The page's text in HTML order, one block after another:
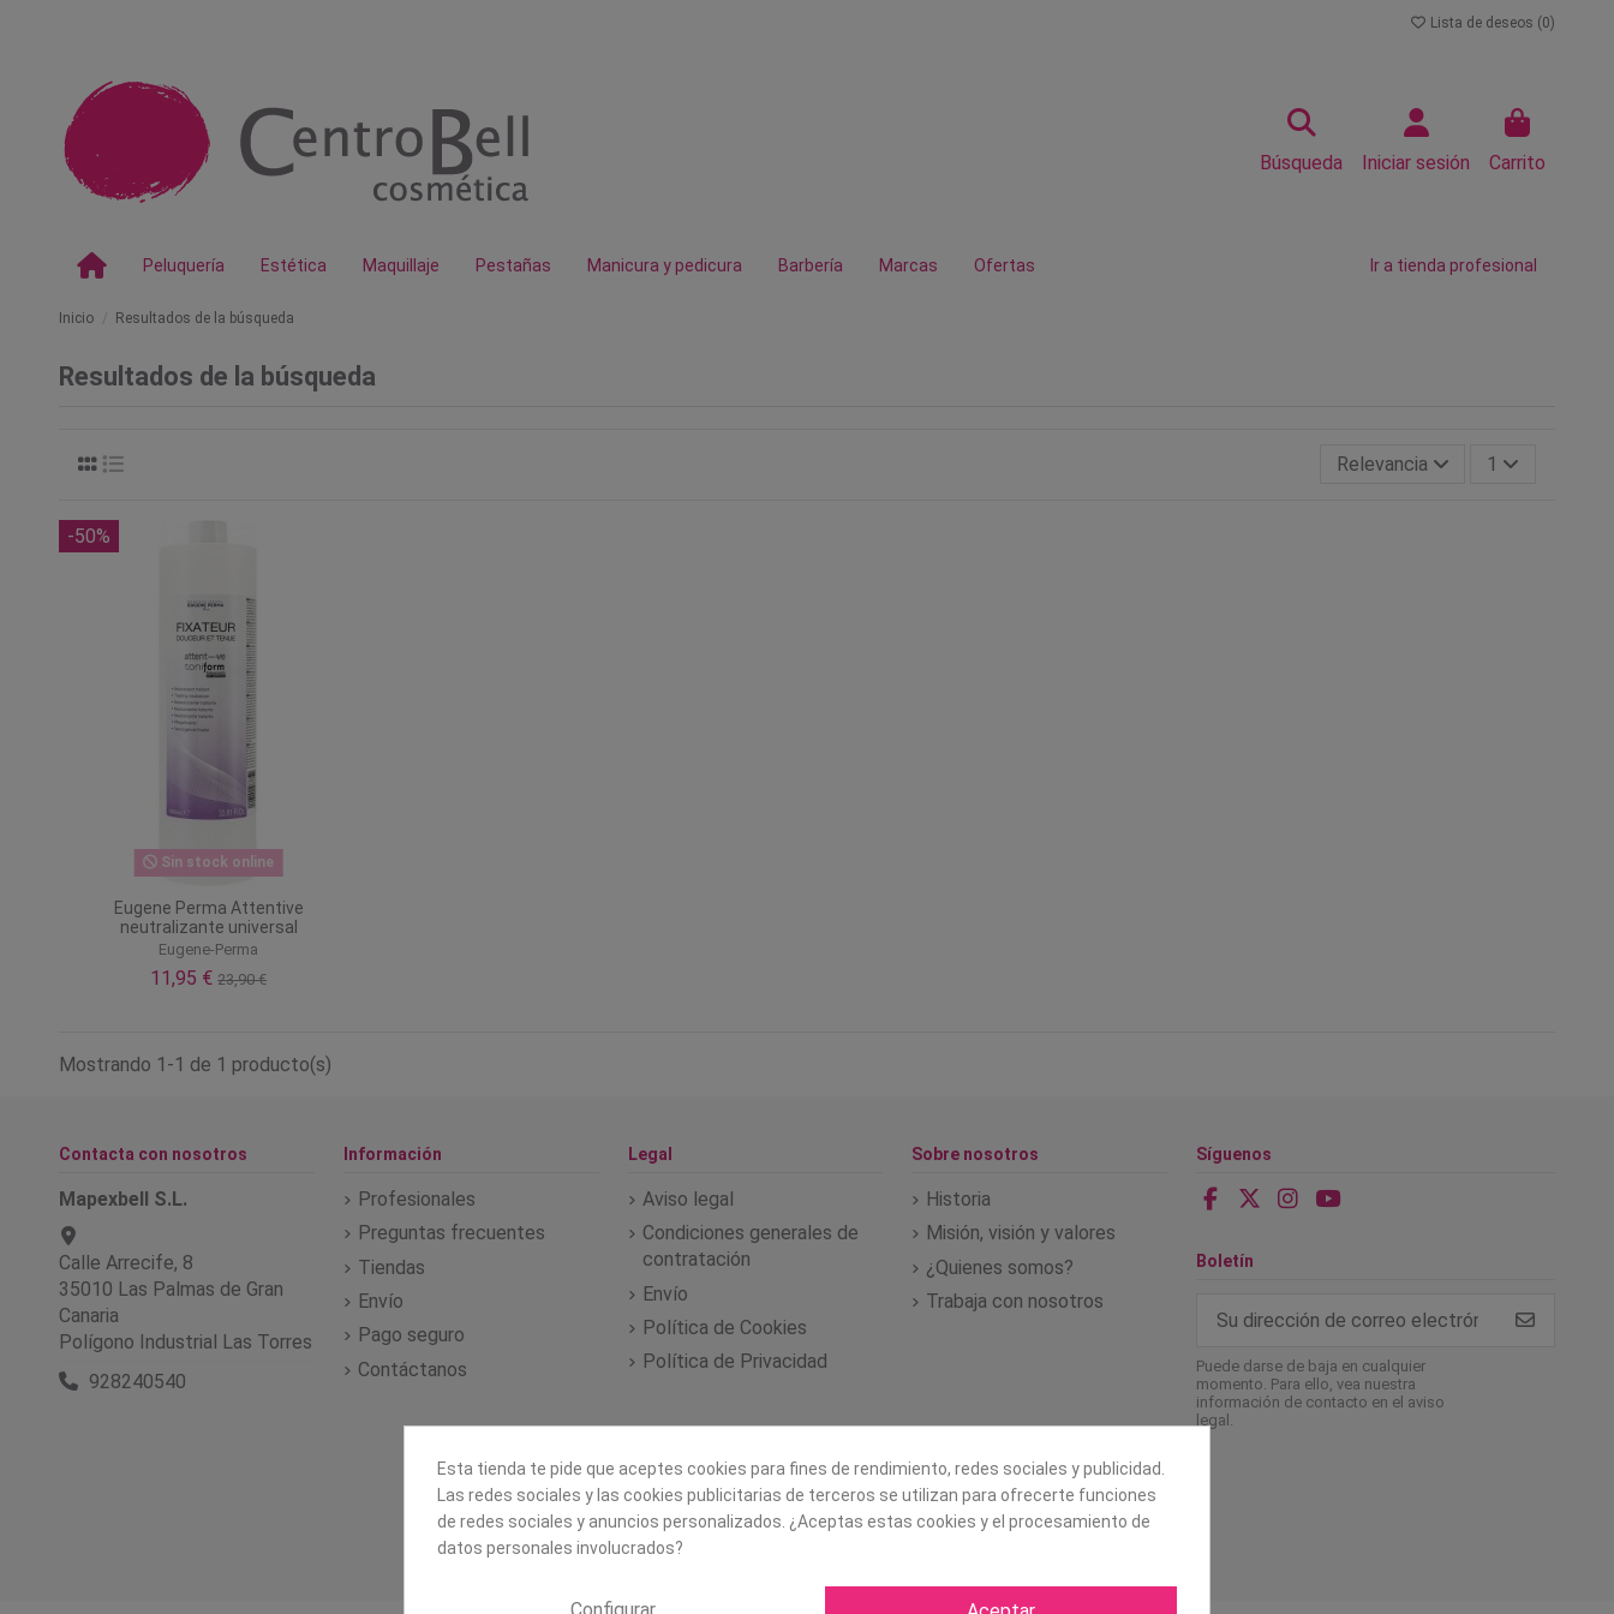
Lista de deseos (0)
Búsqueda Iniciar sesión Carrito
Peluquería Estética Maquillaje Pestañas Manicura y pedicura Barbería Marcas Ofertas Ir a tienda profesional
Inicio Resultados de la búsqueda
Resultados de la búsqueda
Relevancia 1
-50%
Sin stock online
Eugene Perma Attentive
neutralizante universal
Eugene-Perma
11,95 €23,90 €
Mostrando 1-1 de 1 producto(s)
Contacta con nosotros
Mapexbell S.L.
Calle Arrecife, 8
35010 Las Palmas de Gran
Canaria
Polígono Industrial Las Torres
928240540
Información
Profesionales
Preguntas frecuentes
Tiendas
Envío
Pago seguro
Contáctanos
Legal
Aviso legal
Condiciones generales de
contratación
Envío
Política de Cookies
Política de Privacidad
Sobre nosotros
Historia
Misión, visión y valores
¿Quienes somos?
Trabaja con nosotros
Síguenos
Boletín
Puede darse de baja en cualquier
momento. Para ello, vea nuestra
información de contacto en el aviso
legal.
Esta tienda te pide que aceptes cookies para fines de rendimiento, redes sociales y publicidad.
Las redes sociales y las cookies publicitarias de terceros se utilizan para ofrecerte funciones
de redes sociales y anuncios personalizados. ¿Aceptas estas cookies y el procesamiento de
datos personales involucrados?